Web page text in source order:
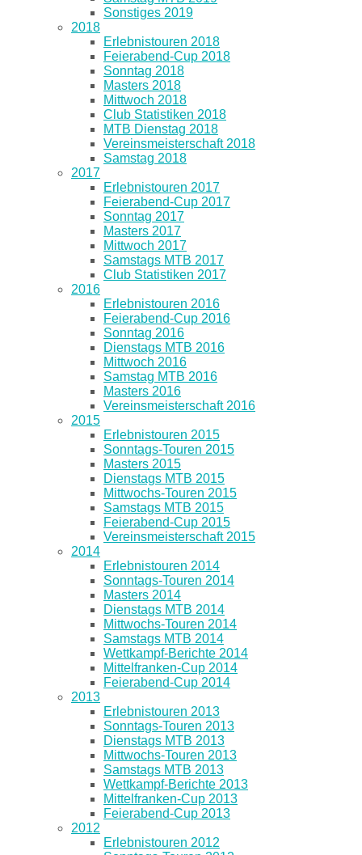
Sonstiges 2019
2018
Erlebnistouren 2018
Feierabend-Cup 2018
Sonntag 2018
Masters 2018
Mittwoch 2018
Club Statistiken 2018
MTB Dienstag 2018
Vereinsmeisterschaft 2018
Samstag 2018
2017
Erlebnistouren 2017
Feierabend-Cup 2017
Sonntag 2017
Masters 2017
Mittwoch 2017
Samstags MTB 2017
Club Statistiken 2017
2016
Erlebnistouren 2016
Feierabend-Cup 2016
Sonntag 2016
Dienstags MTB 2016
Mittwoch 2016
Samstag MTB 2016
Masters 2016
Vereinsmeisterschaft 2016
2015
Erlebnistouren 2015
Sonntags-Touren 2015
Masters 2015
Dienstags MTB 2015
Mittwochs-Touren 2015
Samstags MTB 2015
Feierabend-Cup 2015
Vereinsmeisterschaft 2015
2014
Erlebnistouren 2014
Sonntags-Touren 2014
Masters 2014
Dienstags MTB 2014
Mittwochs-Touren 2014
Samstags MTB 2014
Wettkampf-Berichte 2014
Mittelfranken-Cup 2014
Feierabend-Cup 2014
2013
Erlebnistouren 2013
Sonntags-Touren 2013
Dienstags MTB 2013
Mittwochs-Touren 2013
Samstags MTB 2013
Wettkampf-Berichte 2013
Mittelfranken-Cup 2013
Feierabend-Cup 2013
2012
Erlebnistouren 2012